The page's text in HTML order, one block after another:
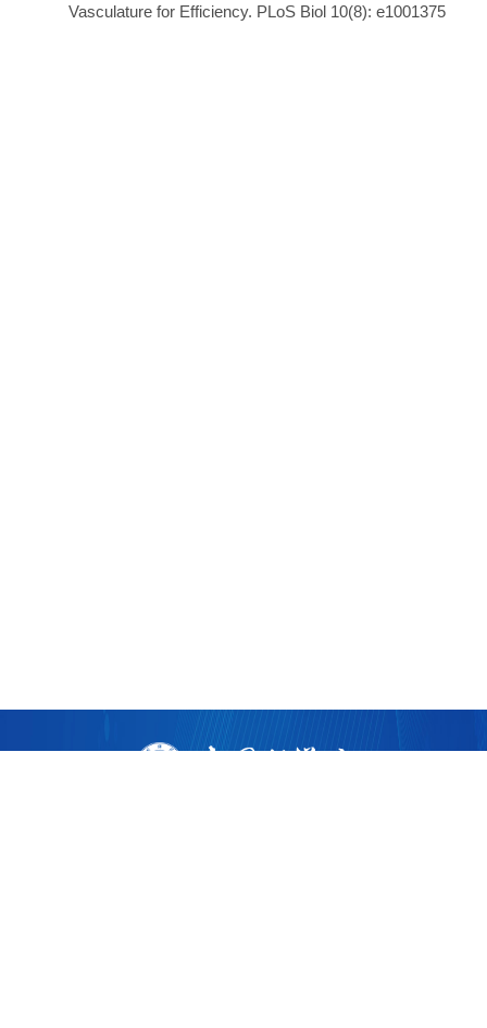
Vasculature for Efficiency. PLoS Biol 10(8): e1001375